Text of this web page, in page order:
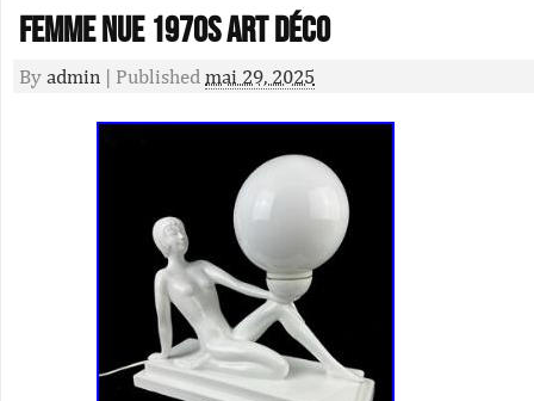
Femme Nue 1970s Art Déco
By admin | Published mai 29, 2025